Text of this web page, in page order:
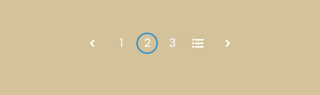
Prev 1 2 3 All Next